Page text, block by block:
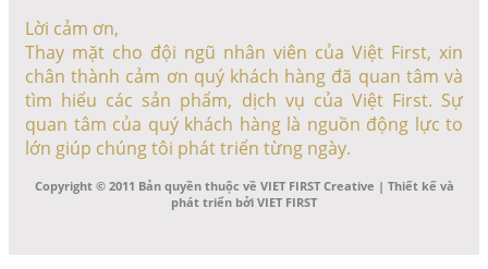
Lời cảm ơn,
Thay mặt cho đội ngũ nhân viên của Việt First, xin
chân thành cảm ơn quý khách hàng đã quan tâm và
tìm hiểu các sản phẩm, dịch vụ của Việt First. Sự
quan tâm của quý khách hàng là nguồn động lực to
lớn giúp chúng tôi phát triển từng ngày.
Copyright © 2011 Bản quyền thuộc về VIET FIRST Creative | Thiết kế và
phát triển bởi VIET FIRST